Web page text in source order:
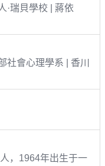
·瑞貝學校 | 蔣依
會心理學系 | 香川
，1964年出生于一